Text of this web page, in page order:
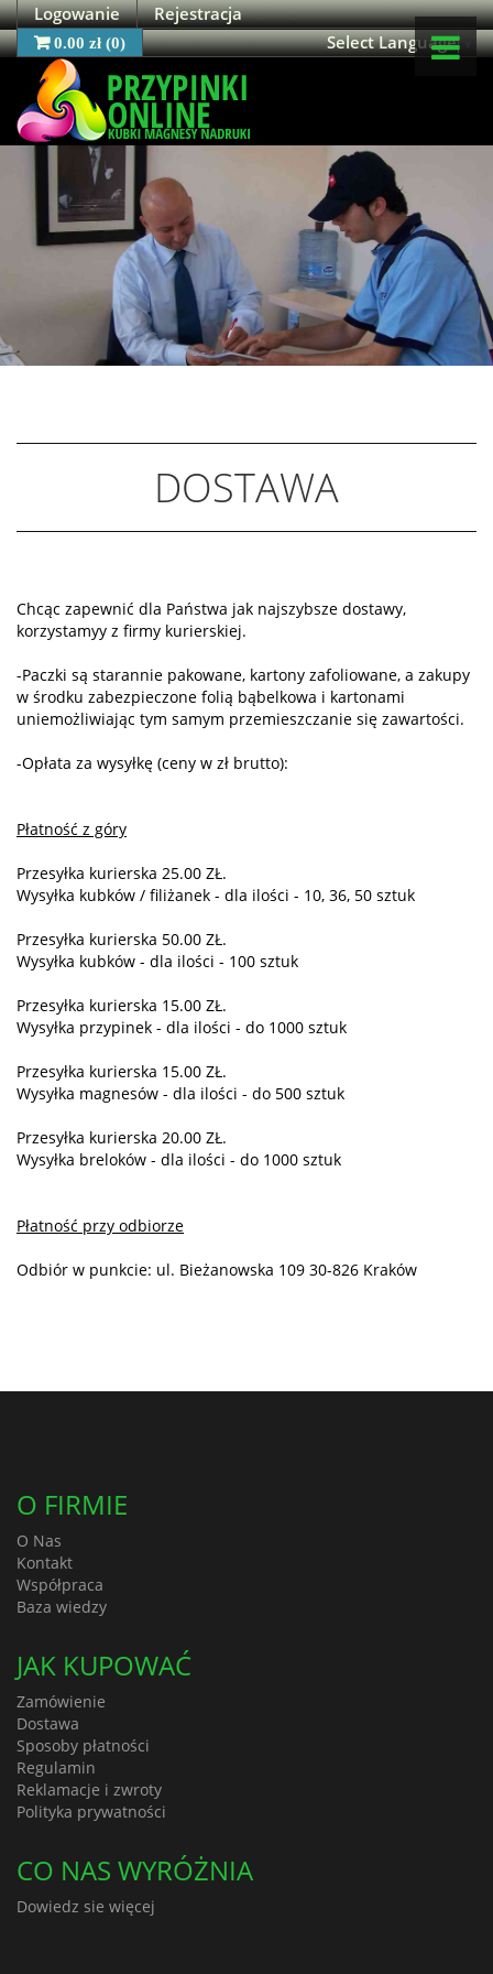
Logowanie
Rejestracja
Select Language ▼
0.00 zł (0)
O NAS
MOJE KONTO
KONTAKT
DOSTAWA
Chcąc zapewnić dla Państwa jak najszybsze dostawy,
korzystamyy z firmy kurierskiej.
-Paczki są starannie pakowane, kartony zafoliowane, a zakupy
w środku zabezpieczone folią bąbelkowa i kartonami
uniemożliwiając tym samym przemieszczanie się zawartości.
-Opłata za wysyłkę (ceny w zł brutto):
Płatność z góry
Przesyłka kurierska 25.00 ZŁ.
Wysyłka kubków / filiżanek - dla ilości - 10, 36, 50 sztuk
Przesyłka kurierska 50.00 ZŁ.
Wysyłka kubków - dla ilości - 100 sztuk
Przesyłka kurierska 15.00 ZŁ.
Wysyłka przypinek - dla ilości - do 1000 sztuk
Przesyłka kurierska 15.00 ZŁ.
Wysyłka magnesów - dla ilości - do 500 sztuk
Przesyłka kurierska 20.00 ZŁ.
Wysyłka breloków - dla ilości - do 1000 sztuk
Płatność przy odbiorze
Odbiór w punkcie: ul. Bieżanowska 109 30-826 Kraków
O FIRMIE
O Nas
Kontakt
Współpraca
Baza wiedzy
JAK KUPOWAĆ
Zamówienie
Dostawa
Sposoby płatności
Regulamin
Reklamacje i zwroty
Polityka prywatności
CO NAS WYRÓŻNIA
Dowiedz sie więcej